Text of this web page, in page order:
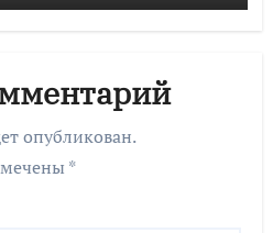
опубликован.
*